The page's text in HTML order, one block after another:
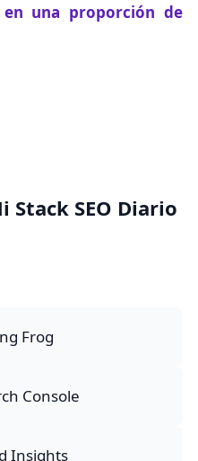
una proporción de
SEO Diario
Frog
Console
Insights